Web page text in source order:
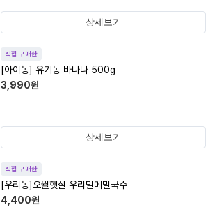
상세보기
직접 구매한
[아이농] 유기농 바나나 500g
3,990원
상세보기
직접 구매한
[우리농]오월햇살 우리밀메밀국수
4,400원